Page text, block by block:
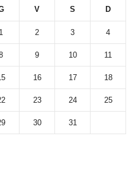
V S D
1 2 3 4
9 10 11
16 17 18
23 24 25
30
31